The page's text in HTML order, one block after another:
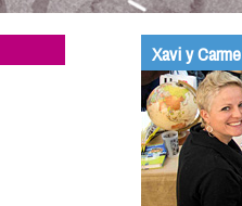
Xavi y Carme